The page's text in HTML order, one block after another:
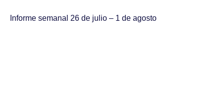
Informe semanal 26 de julio – 1 de agosto